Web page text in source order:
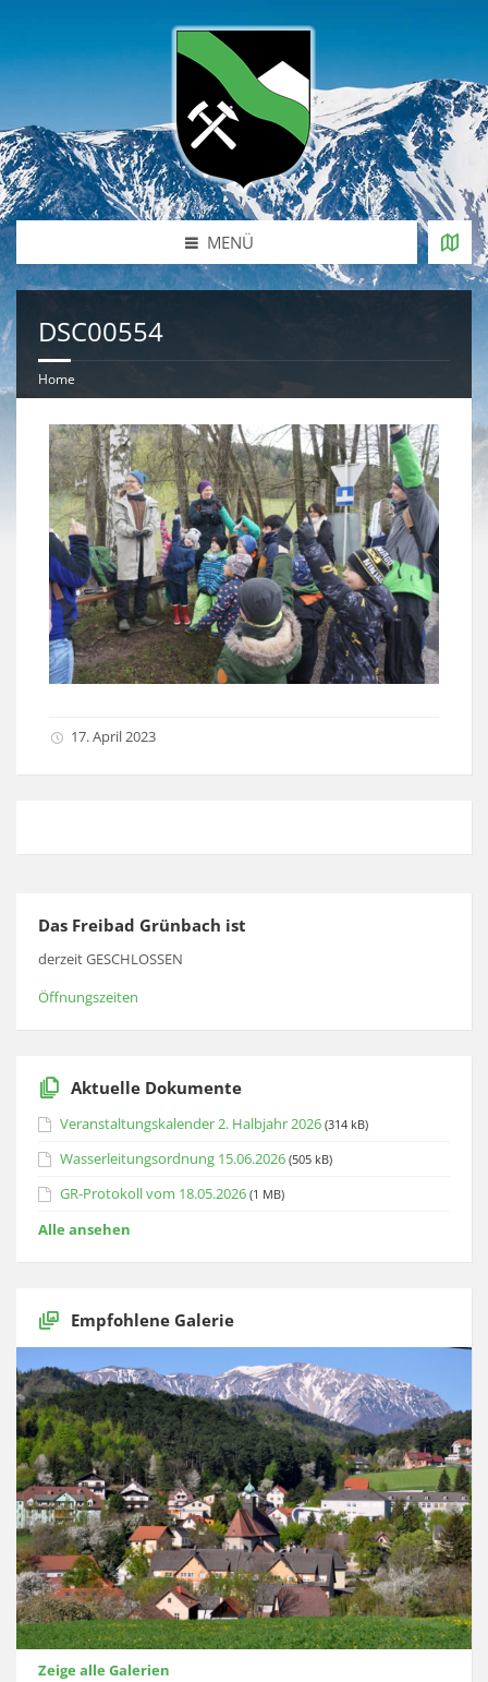
MENÜ
DSC00554
Home
17. April 2023
Das Freibad Grünbach ist
derzeit GESCHLOSSEN
Öffnungszeiten
Aktuelle Dokumente
Veranstaltungskalender 2. Halbjahr 2026 (314 kB)
Wasserleitungsordnung 15.06.2026 (505 kB)
GR-Protokoll vom 18.05.2026 (1 MB)
Alle ansehen
Empfohlene Galerie
Zeige alle Galerien